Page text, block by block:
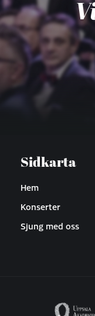
Sidkarta
Hem
Konserter
Sjung med oss